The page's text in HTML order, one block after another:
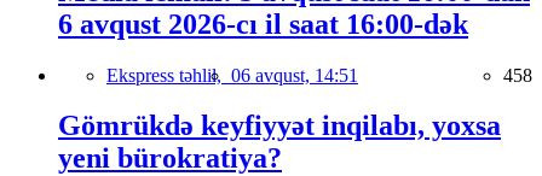
6 avqust 2026-cı il saat 16:00-dək
Ekspress təhlil, 06 avqust, 14:51 458
Gömrükdə keyfiyyət inqilabı, yoxsa
yeni bürokratiya?